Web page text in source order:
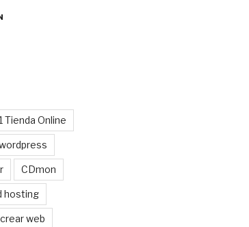
Tienda Online
CDmon
hosting
crear web